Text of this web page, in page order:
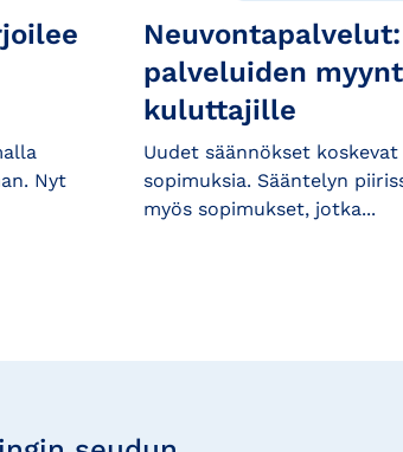
Nyt
palveluiden
kuluttajille
Uudet säännökset koskevat
sopimuksia. Sääntelyn
myös sopimukset, jotka...